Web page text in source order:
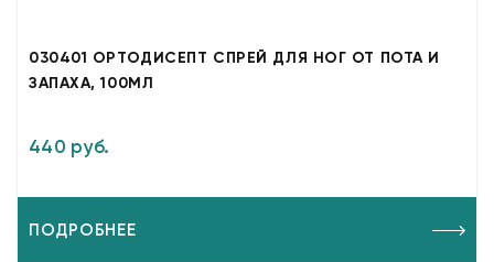
030401 ОРТОДИСЕПТ СПРЕЙ ДЛЯ НОГ ОТ ПОТА И
ЗАПАХА, 100МЛ
440 руб.
ПОДРОБНЕЕ